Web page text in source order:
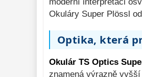
Foto stativy 10
Bazar
Okuláry Super Plössl
Optika, která
Okulár TS Optics
znamená výrazně